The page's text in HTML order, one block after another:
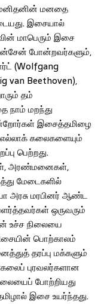
மனதை
இசையால்
மாபெரும் இசை
போன்றவர்களும்,
(Wolfgang
van Beethoven),
தம்
நாம் மறந்து
இசைத்தமிழை
எல்லாக் கலைகளையும்
பெற்றது.
அரண்மனைகள்,
மேடைகளில்
அரசு மரபினர் ஆண்ட
ஒருவரும்
உச்ச நிலையை
பொற்காலம்
தரப்பு மக்களும்
புரவலர்களான
போற்றியது
இசை உயர்ந்தது.